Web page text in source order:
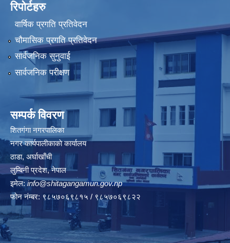
रिपोर्टहरु
वार्षिक प्रगति प्रतिवेदन
चौमासिक प्रगति प्रतिवेदन
सार्वजनिक सुनुवाई
सार्वजनिक परीक्षण
सम्पर्क विवरण
शितगंगा नगरपालिका
नगर कार्यपालीकाकाे कार्यालय
ठाडा, अर्घाखाँची
लुम्बिनी प्रदेश, नेपाल
इमेल: info@shitagangamun.gov.np
फोन नंम्बर: ९८५७०६९८१५ / ९८५७०६९८२२